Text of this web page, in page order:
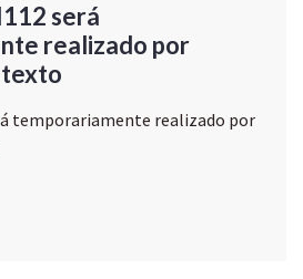
será
realizado por
texto
temporariamente realizado por